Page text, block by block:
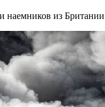
наемников из